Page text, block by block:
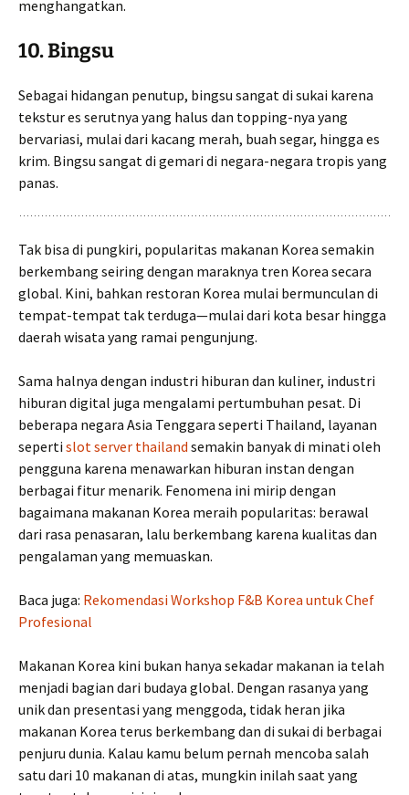
menghangatkan.
10.Bingsu
Sebagai hidangan penutup, bingsu sangat di sukai karena
tekstur es serutnya yang halus dan topping-nya yang
bervariasi, mulai dari kacang merah, buah segar, hingga es
krim. Bingsu sangat di gemari di negara-negara tropis yang
panas.
Tak bisa di pungkiri, popularitas makanan Korea semakin
berkembang seiring dengan maraknya tren Korea secara
global. Kini, bahkan restoran Korea mulai bermunculan di
tempat-tempat tak terduga—mulai dari kota besar hingga
daerah wisata yang ramai pengunjung.
Sama halnya dengan industri hiburan dan kuliner, industri
hiburan digital juga mengalami pertumbuhan pesat. Di
beberapa negara Asia Tenggara seperti Thailand, layanan
seperti slot server thailand semakin banyak di minati oleh
pengguna karena menawarkan hiburan instan dengan
berbagai fitur menarik. Fenomena ini mirip dengan
bagaimana makanan Korea meraih popularitas: berawal
dari rasa penasaran, lalu berkembang karena kualitas dan
pengalaman yang memuaskan.
Baca juga: Rekomendasi Workshop F&B Korea untuk Chef
Profesional
Makanan Korea kini bukan hanya sekadar makanan ia telah
menjadi bagian dari budaya global. Dengan rasanya yang
unik dan presentasi yang menggoda, tidak heran jika
makanan Korea terus berkembang dan di sukai di berbagai
penjuru dunia. Kalau kamu belum pernah mencoba salah
satu dari 10 makanan di atas, mungkin inilah saat yang